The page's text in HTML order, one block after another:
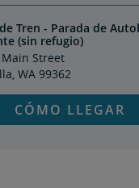
Tren - Parada de
(sin refugio)
Street
WA 99362
CÓMO LLEGAR